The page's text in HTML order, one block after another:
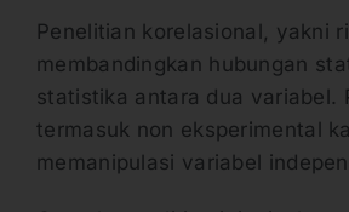
Penelitian korelasional, yakni
membandingkan hubungan
statistika antara dua variabel.
termasuk non eksperimental
memanipulasi variabel